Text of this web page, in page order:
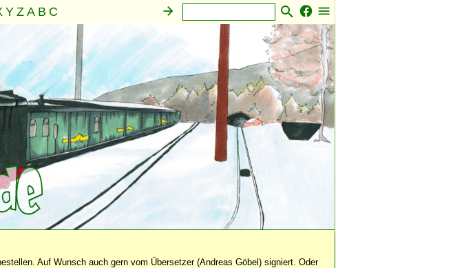
Y Z A B C
Sonstiges
Auf Wunsch auch gern vom Übersetzer (Andreas Göbel) signiert. Oder